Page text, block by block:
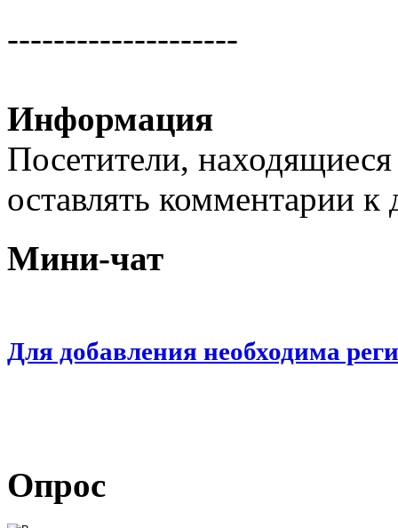
--------------------
Информация
Посетители,
оставлять комментарии
Мини-чат
Для добавления необходима
Опрос